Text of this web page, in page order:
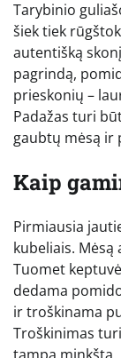
Tarybinio
šiek tiek
autentišką
pagrindą,
prieskonių –
Padažas turi
gaubtų mėsą ir
Kaip
Pirmiausia
kubeliais.
Tuomet
dedama
ir troškinama
Troškinimas